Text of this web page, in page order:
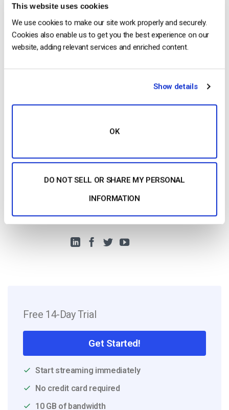
This website uses cookies
We use cookies to make our site work properly and securely.
Cookies also enable us to get you the best experience on our
website, adding relevant services and enriched content.
Show details
OK
DO NOT SELL OR SHARE MY PERSONAL
INFORMATION
probar Dacast sin riesgos durante 14 días? Inscríbete
hoy mismo para empezar.
Jose Guevara
Jose is a part of the Dacast Customer
the company in 2016. He has vast
experience in customer
support.
Free 14-Day Trial
Get Started!
Start streaming immediately
No credit card required
10 GB of bandwidth